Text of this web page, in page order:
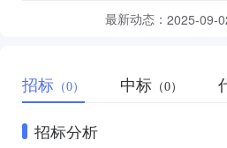
最新动态： 2025-09-
招标 （0） 中标 （0）
招标分析